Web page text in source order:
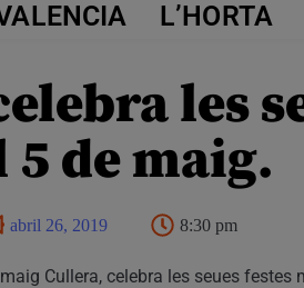
L’HORTA
les
5 de maig.
abril 26, 2019 8:30 pm
Cullera, celebra les seues